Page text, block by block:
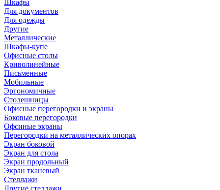
Шкафы
Для документов
Для одежды
Другие
Металлические
Шкафы-купе
Офисные столы
Криволинейные
Письменные
Мобильные
Эргономичные
Столешницы
Офисные перегородки и экраны
Боковые перегородки
Офсиные экраны
Перегородки на металлических опорах
Экран боковой
Экран для стола
Экран продольный
Экран тканевый
Стеллажи
Другие стеллажи